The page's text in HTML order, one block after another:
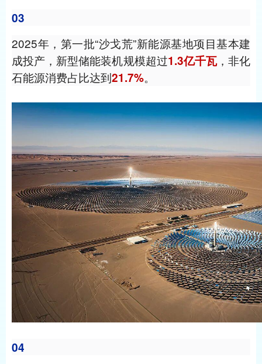
03
2025年，第一批“沙戈荒”新能源基地项目基本建
成投产，新型储能装机规模超过1.3亿千瓦，非化
石能源消费占比达到21.7%。
04